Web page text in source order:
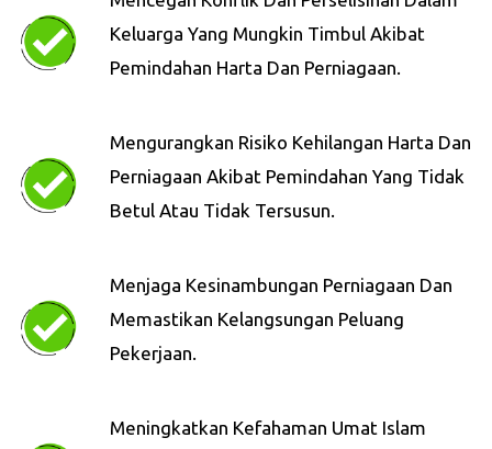
Keluarga Yang Mungkin Timbul Akibat
Pemindahan Harta Dan Perniagaan.
Mengurangkan Risiko Kehilangan Harta Dan
Perniagaan Akibat Pemindahan Yang Tidak
Betul Atau Tidak Tersusun.
Menjaga Kesinambungan Perniagaan Dan
Memastikan Kelangsungan Peluang
Pekerjaan.
Meningkatkan Kefahaman Umat Islam